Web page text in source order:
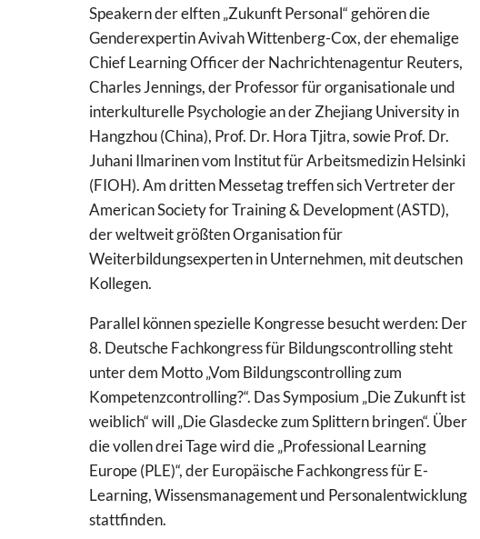
Speakern der elften „Zukunft Personal“ gehören die
Genderexpertin Avivah Wittenberg-Cox, der ehemalige
Chief Learning Officer der Nachrichtenagentur Reuters,
Charles Jennings, der Professor für organisationale und
interkulturelle Psychologie an der Zhejiang University in
Hangzhou (China), Prof. Dr. Hora Tjitra, sowie Prof. Dr.
Juhani Ilmarinen vom Institut für Arbeitsmedizin Helsinki
(FIOH). Am dritten Messetag treffen sich Vertreter der
American Society for Training & Development (ASTD),
der weltweit größten Organisation für
Weiterbildungsexperten in Unternehmen, mit deutschen
Kollegen.
Parallel können spezielle Kongresse besucht werden: Der
8. Deutsche Fachkongress für Bildungscontrolling steht
unter dem Motto „Vom Bildungscontrolling zum
Kompetenzcontrolling?“. Das Symposium „Die Zukunft ist
weiblich“ will „Die Glasdecke zum Splittern bringen“. Über
die vollen drei Tage wird die „Professional Learning
Europe (PLE)“, der Europäische Fachkongress für E-
Learning, Wissensmanagement und Personalentwicklung
stattfinden.